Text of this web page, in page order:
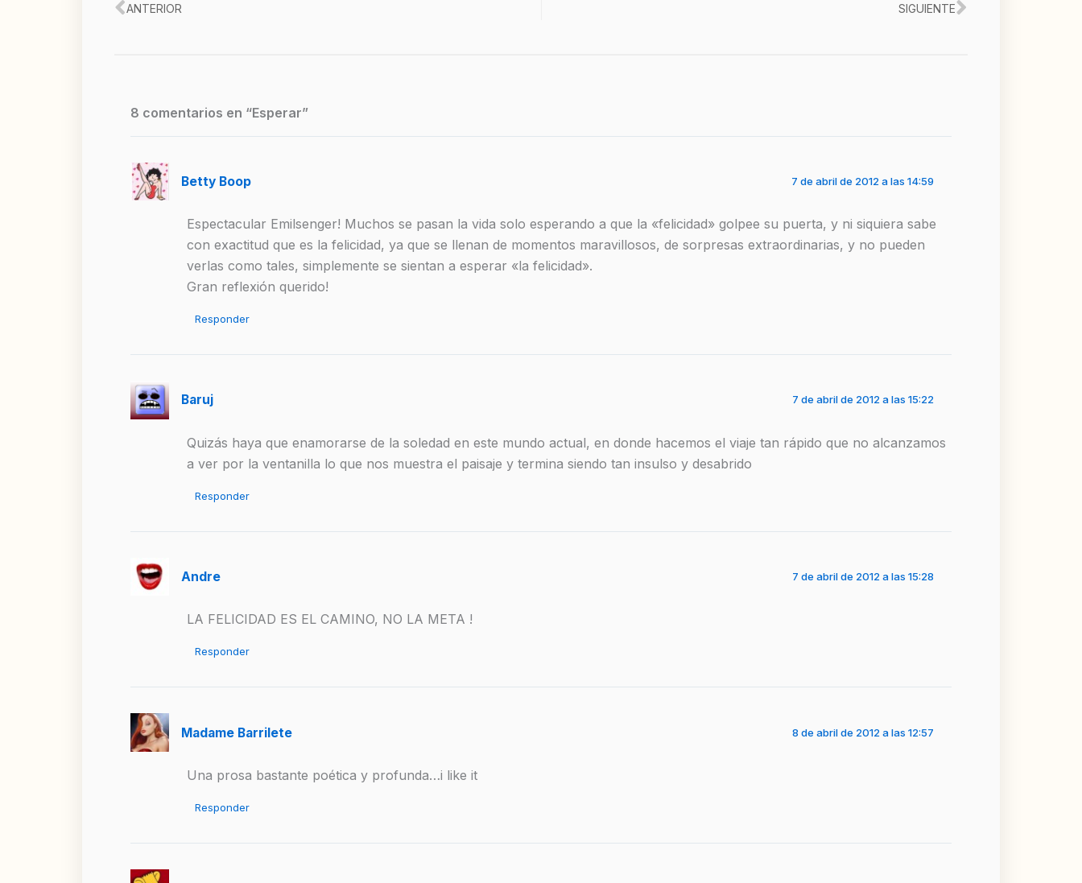
Ant
ANTERIOR SIGUIENTESiguiente
8 comentarios en “Esperar”
Betty Boop 7 de abril de 2012 a las 14:59
Espectacular Emilsenger! Muchos se pasan la vida solo esperando a que la «felicidad» golpee su puerta, y ni siquiera sabe
con exactitud que es la felicidad, ya que se llenan de momentos maravillosos, de sorpresas extraordinarias, y no pueden
verlas como tales, simplemente se sientan a esperar «la felicidad».
Gran reflexión querido!
Responder
Baruj 7 de abril de 2012 a las 15:22
Quizás haya que enamorarse de la soledad en este mundo actual, en donde hacemos el viaje tan rápido que no alcanzamos
a ver por la ventanilla lo que nos muestra el paisaje y termina siendo tan insulso y desabrido
Responder
Andre 7 de abril de 2012 a las 15:28
LA FELICIDAD ES EL CAMINO, NO LA META !
Responder
Madame Barrilete 8 de abril de 2012 a las 12:57
Una prosa bastante poética y profunda…i like it
Responder